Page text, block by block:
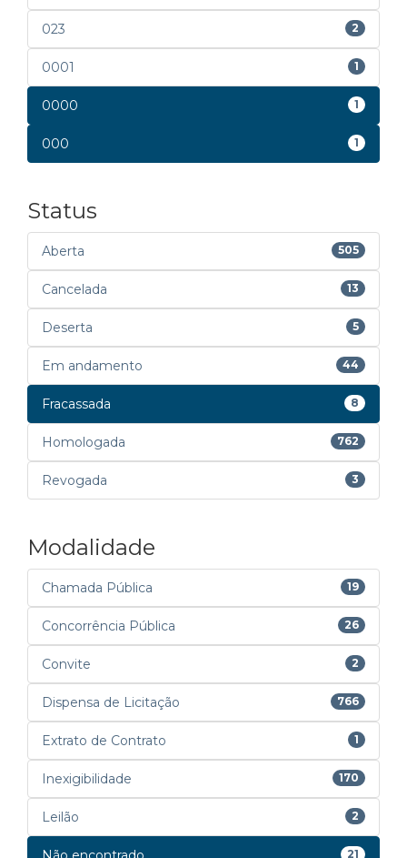
023 2
0001 1
0000 1
000 1
Status
Aberta 505
Cancelada 13
Deserta 5
Em andamento 44
Fracassada 8
Homologada 762
Revogada 3
Modalidade
Chamada Pública 19
Concorrência Pública 26
Convite 2
Dispensa de Licitação 766
Extrato de Contrato 1
Inexigibilidade 170
Leilão 2
21